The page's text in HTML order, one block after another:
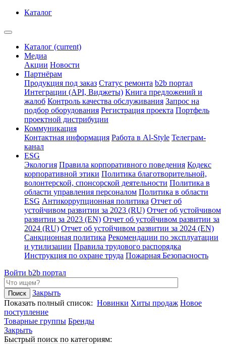
Каталог
Каталог (current)
Медиа
Акции Новости
Партнёрам
Продукция под заказ Статус ремонта b2b портал
Интеграции (API, Виджеты) Книга предложений и
жалоб Контроль качества обслуживания Запрос на
подбор оборудования Регистрация проекта Портфель
проектной дистрибуции
Коммуникация
Контактная информация Работа в Al-Style Телеграм-
канал
ESG
Экология Правила корпоративного поведения Кодекс
корпоративной этики Политика благотворительной,
волонтерской, спонсорской деятельности Политика в
области управления персоналом Политика в области
ESG Антикоррупционная политика Отчет об
устойчивом развитии за 2023 (RU) Отчет об устойчивом
развитии за 2023 (EN) Отчет об устойчивом развитии за
2024 (RU) Отчет об устойчивом развитии за 2024 (EN)
Санкционная политика Рекомендации по эксплуатации
и утилизации Правила трудового распорядка
Инструкция по охране труда Пожарная Безопасность
Войти b2b портал
Закрыть
Показать полный список: Новинки Хиты продаж Новое
поступление
Товарные группы Бренды
Закрыть
Быстрый поиск по категориям: